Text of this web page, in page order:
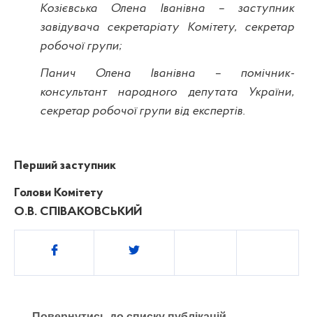
Козієвська Олена Іванівна – заступник
завідувача секретаріату Комітету, секретар
робочої групи;
Панич Олена Іванівна – помічник-
консультант народного депутата України,
секретар робочої групи від експертів.
Перший заступник
Голови Комітету
О.В. СПІВАКОВСЬКИЙ
Поділитись